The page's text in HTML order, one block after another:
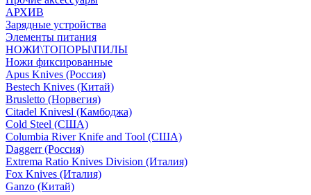
АРХИВ
Зарядные устройства
Элементы питания
НОЖИ\ТОПОРЫ\ПИЛЫ
Ножи фиксированные
Apus Knives (Россия)
Bestech Knives (Китай)
Brusletto (Норвегия)
Citadel Knivesl (Камбоджа)
Cold Steel (США)
Columbia River Knife and Tool (США)
Daggerr (Россия)
Extrema Ratio Knives Division (Италия)
Fox Knives (Италия)
Ganzo (Китай)